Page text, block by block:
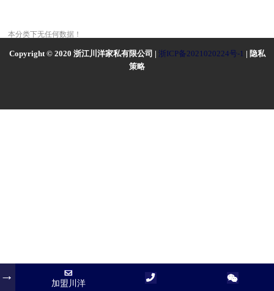
本分类下无任何数据！
Copyright © 2020 浙江川洋家私有限公司 | 浙ICP备2021020224号-1 | 隐私
策略
加盟川洋
加盟川洋